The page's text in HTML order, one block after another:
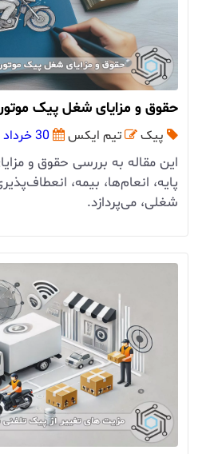
حقوق و مزایای شغل پیک
پیک تیم ایکس 30 خرداد 1403
این مقاله به بررسی حقوق و
پایه، انعام‌ها، بیمه،
شغلی، می‌پردازد.